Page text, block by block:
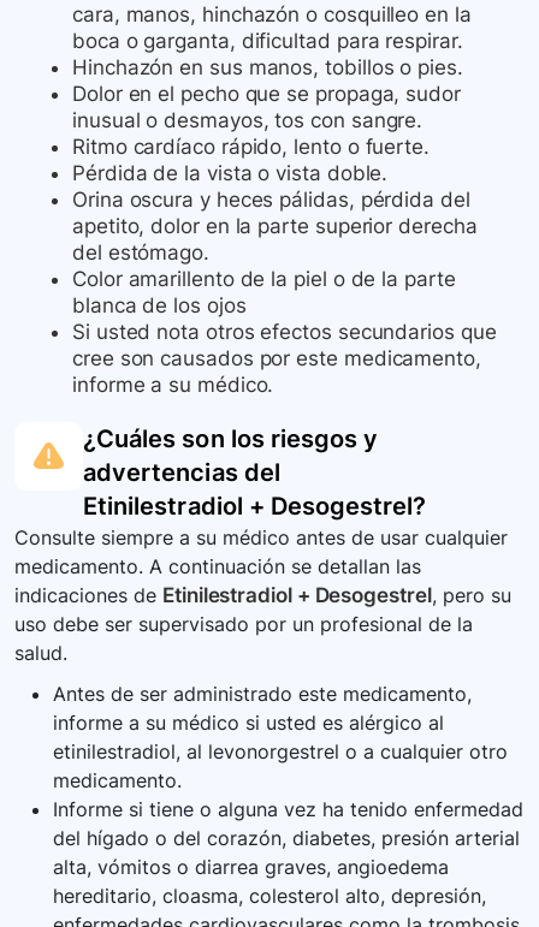
cara, manos, hinchazón o cosquilleo en la
boca o garganta, dificultad para respirar.
Hinchazón en sus manos, tobillos o pies.
Dolor en el pecho que se propaga, sudor
inusual o desmayos, tos con sangre.
Ritmo cardíaco rápido, lento o fuerte.
Pérdida de la vista o vista doble.
Orina oscura y heces pálidas, pérdida del
apetito, dolor en la parte superior derecha
del estómago.
Color amarillento de la piel o de la parte
blanca de los ojos
Si usted nota otros efectos secundarios que
cree son causados ​​por este medicamento,
informe a su médico.
¿Cuáles son los riesgos y
advertencias del
Etinilestradiol + Desogestrel?
Consulte siempre a su médico antes de usar cualquier
medicamento. A continuación se detallan las
indicaciones de Etinilestradiol + Desogestrel, pero su
uso debe ser supervisado por un profesional de la
salud.
Antes de ser administrado este medicamento,
informe a su médico si usted es alérgico al
etinilestradiol, al levonorgestrel o a cualquier otro
medicamento.
Informe si tiene o alguna vez ha tenido enfermedad
del hígado o del corazón, diabetes, presión arterial
alta, vómitos o diarrea graves, angioedema
hereditario, cloasma, colesterol alto, depresión,